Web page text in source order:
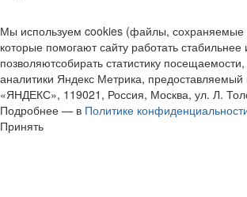
Мы используем cookies (файлы, сохраняемые
которые помогают сайту работать стабильнее
позволяютсобирать статистику
аналитики Яндекс Метрика,
«ЯНДЕКС», 119021, Россия, Москва, ул. Л.
Подробнее — в Политике
Принять